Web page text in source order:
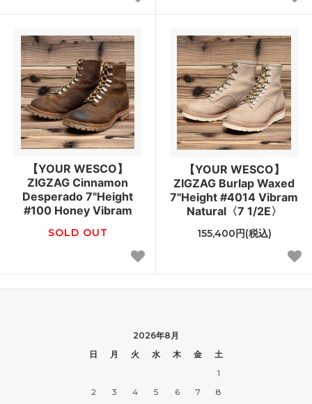
【YOUR WESCO】
ZIGZAG Cinnamon
Desperado 7"Height
#100 Honey Vibram
SOLD OUT
【YOUR WESCO】
ZIGZAG Burlap Waxed
7"Height #4014 Vibram
Natural〈7 1/2E〉
155,400円(税込)
2026年8月
日
月 火 水 木 金
土
1
2
3 4 5 6 7
8